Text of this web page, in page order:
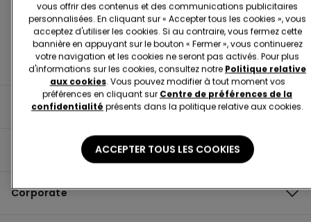
Informations utiles
Guide du produit
Corporate
vous offrir des contenus et des communications publicitaires
personnalisées. En cliquant sur « Accepter tous les cookies », vous
acceptez d'utiliser les cookies. Si au contraire, vous fermez cette
bannière en appuyant sur le bouton « Fermer », vous continuerez
votre navigation et les cookies ne seront pas activés. Pour plus
d'informations sur les cookies, consultez notre Politique relative
aux cookies. Vous pouvez modifier à tout moment vos
préférences en cliquant sur Centre de préférences de la
confidentialité présents dans la politique relative aux cookies.
ACCEPTER TOUS LES COOKIES